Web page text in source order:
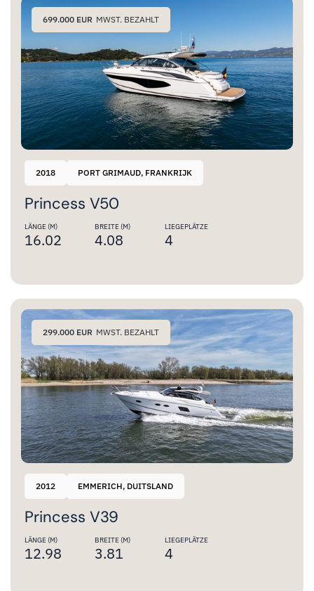
699.000 EUR MWST. BEZAHLT
2018 PORT GRIMAUD, FRANKRIJK
Princess V50
LÄNGE (M)
16.02
BREITE (M)
4.08
LIEGEPLÄTZE
4
299.000 EUR MWST. BEZAHLT
2012 EMMERICH, DUITSLAND
Princess V39
LÄNGE (M)
12.98
BREITE (M)
3.81
LIEGEPLÄTZE
4